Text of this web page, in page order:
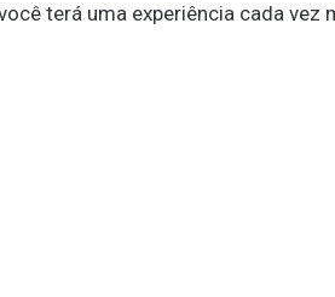
terá uma experiência cada vez